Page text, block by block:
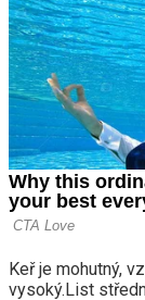
Keř je mohutný,
vysoký.List